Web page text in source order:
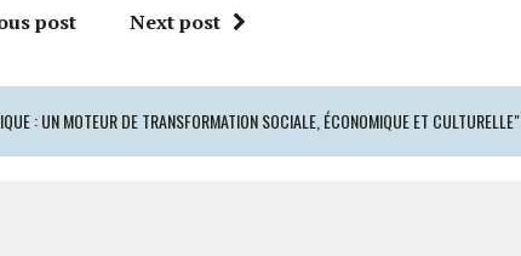
post Next post
: UN MOTEUR DE TRANSFORMATION SOCIALE, ÉCONOMIQUE ET CULTURELLE"